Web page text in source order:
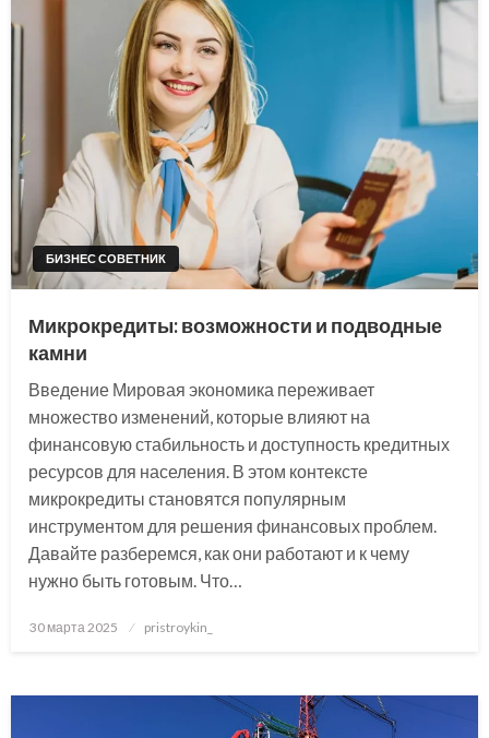
БИЗНЕС СОВЕТНИК
Микрокредиты: возможности и подводные
камни
Введение Мировая экономика переживает
множество изменений, которые влияют на
финансовую стабильность и доступность кредитных
ресурсов для населения. В этом контексте
микрокредиты становятся популярным
инструментом для решения финансовых проблем.
Давайте разберемся, как они работают и к чему
нужно быть готовым. Что…
Posted
30 марта 2025 pristroykin_